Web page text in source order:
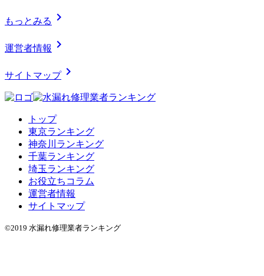
もっとみる chevron_right
運営者情報 chevron_right
サイトマップchevron_right
トップ
東京ランキング
神奈川ランキング
千葉ランキング
埼玉ランキング
お役立ちコラム
運営者情報
サイトマップ
©2019 水漏れ修理業者ランキング